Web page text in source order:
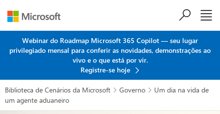
Webinar do Roadmap Microsoft 365 Copilot — seu lugar
privilegiado mensal para conferir as novidades, demonstrações ao
vivo e o que está por vir.
Registre-se hoje
Biblioteca de Cenários da Microsoft  Governo 
Um dia na vida de
um agente aduaneiro